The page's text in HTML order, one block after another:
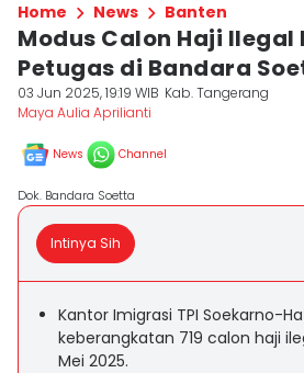
Home News Banten
Modus Calon Haji Ilegal
Petugas di Bandara
03 Jun 2025, 19:19 WIB Kab. Tangerang
Maya Aulia Aprilianti
News Channel
Dok. Bandara Soetta
Intinya Sih
Kantor Imigrasi TPI Soekarno-
keberangkatan 719 calon haji
Mei 2025.